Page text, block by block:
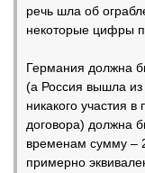
речь шла об
некоторые цифры
Германия должна
(а Россия вышла
никакого участия в
договора) должна
временам сумму –
примерно